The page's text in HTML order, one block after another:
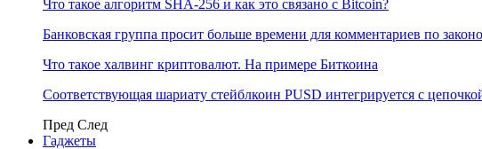
Что такое алгоритм SHA-256 и как это связано с Bitcoin?
Банковская группа просит больше времени для комментариев по
Что такое халвинг криптовалют. На примере Биткоина
Соответствующая шариату стейблкоин PUSD интегрируется с
Пред След
Гаджеты